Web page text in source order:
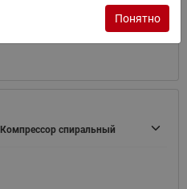
Компрессор спиральный
спиральный
Понятно